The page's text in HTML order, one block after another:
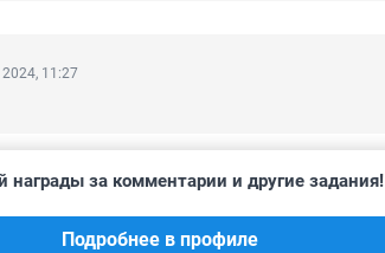
11:27
номинал
награды за комментарии и другие задания!
Подробнее в профиле